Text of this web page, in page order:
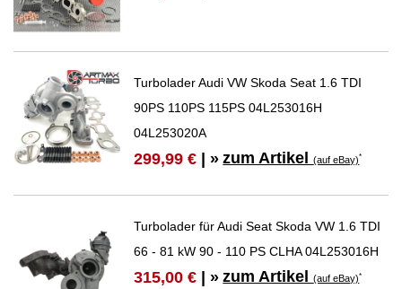
Turbolader Audi VW Skoda Seat 1.6 TDI
90PS 110PS 115PS 04L253016H
04L253020A
299,99 € | » zum Artikel(auf eBay)*
Turbolader für Audi Seat Skoda VW 1.6 TDI
66 - 81 kW 90 - 110 PS CLHA 04L253016H
315,00 € | » zum Artikel(auf eBay)*